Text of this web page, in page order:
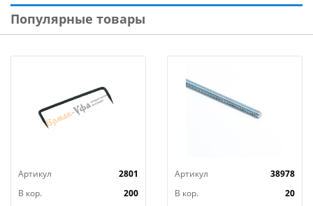
Популярные товары
Артикул
2801
В кор.
200
Артикул
38978
В кор.
20